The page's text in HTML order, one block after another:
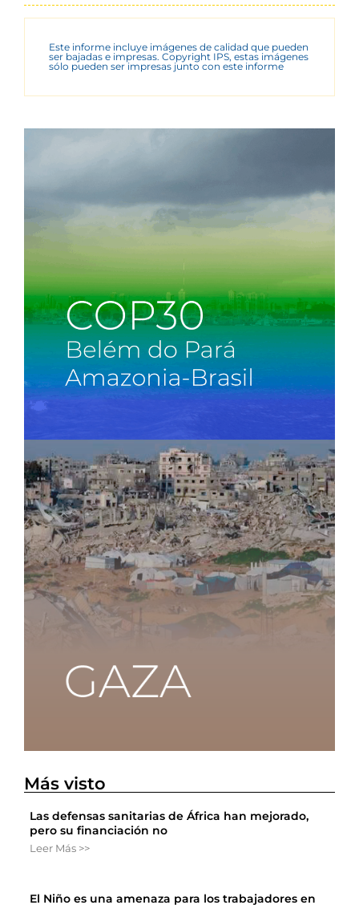
Este informe incluye imágenes de calidad que pueden
ser bajadas e impresas. Copyright IPS, estas imágenes
sólo pueden ser impresas junto con este informe
Más visto
Las defensas sanitarias de África han mejorado,
pero su financiación no
Leer Más >>
El Niño es una amenaza para los trabajadores en